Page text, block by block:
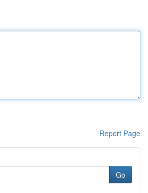
Report Page
Go